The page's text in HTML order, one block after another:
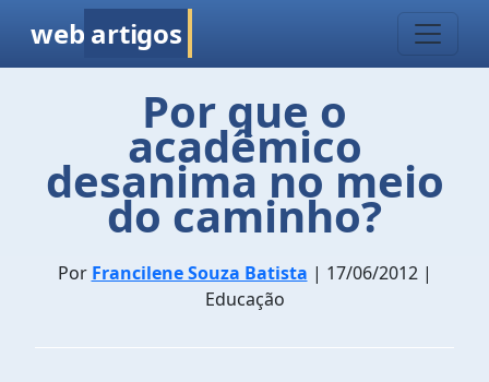
web artigos
Por que o
acadêmico
desanima no meio
do caminho?
Por Francilene Souza Batista | 17/06/2012 |
Educação